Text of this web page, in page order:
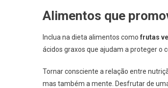
Alimentos que
Inclua na dieta alimentos como frutas
ácidos graxos que ajudam a proteger o
Tornar consciente a relação entre
mas também a mente. Desfrutar de